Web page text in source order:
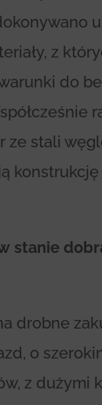
z
do
ze stali
stanie
drobne
o
z dużymi